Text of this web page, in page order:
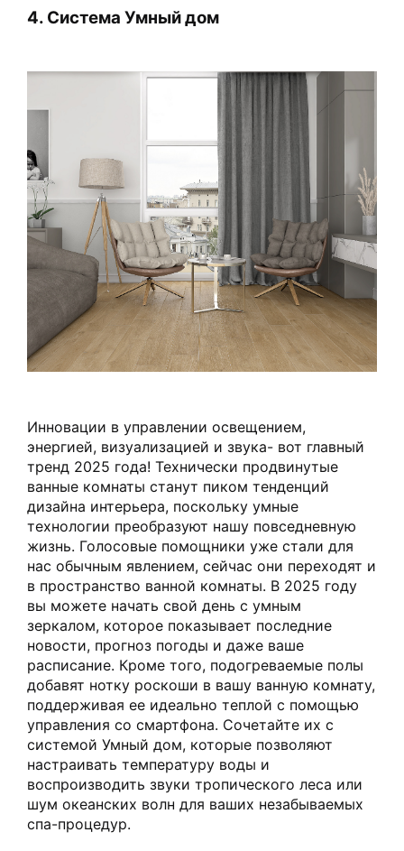
4. Система Умный дом
Инновации в управлении освещением,
энергией, визуализацией и звука- вот главный
тренд 2025 года! Технически продвинутые
ванные комнаты станут пиком тенденций
дизайна интерьера, поскольку умные
технологии преобразуют нашу повседневную
жизнь. Голосовые помощники уже стали для
нас обычным явлением, сейчас они переходят и
в пространство ванной комнаты. В 2025 году
вы можете начать свой день с умным
зеркалом, которое показывает последние
новости, прогноз погоды и даже ваше
расписание. Кроме того, подогреваемые полы
добавят нотку роскоши в вашу ванную комнату,
поддерживая ее идеально теплой с помощью
управления со смартфона. Сочетайте их с
системой Умный дом, которые позволяют
настраивать температуру воды и
воспроизводить звуки тропического леса или
шум океанских волн для ваших незабываемых
спа-процедур.